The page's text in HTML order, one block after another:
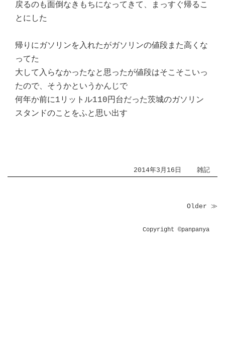
戻るのも面倒なきもちになってきて、まっすぐ帰るこ
とにした
帰りにガソリンを入れたがガソリンの値段また高くな
ってた
大して入らなかったなと思ったが値段はそこそこいっ
たので、そうかというかんじで
何年か前に1リットル110円台だった茨城のガソリン
スタンドのことをふと思い出す
2014年3月16日 雑記
Older ≫